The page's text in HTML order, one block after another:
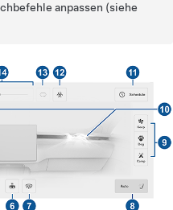
anpassen (siehe